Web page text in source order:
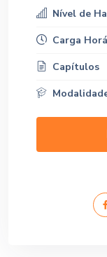
Nível de
Carga
Capítulos